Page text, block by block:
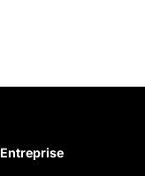
Entreprise